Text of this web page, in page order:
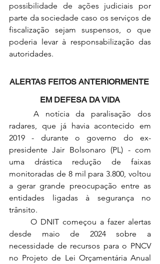
possibilidade de ações judiciais por
parte da sociedade caso os serviços de
fiscalização sejam suspensos, o que
poderia levar à responsabilização das
autoridades.
ALERTAS FEITOS ANTERIORMENTE
EM DEFESA DA VIDA
radares, que já havia acontecido em
2019 - durante o governo do ex-
presidente Jair Bolsonaro (PL) - com
uma drástica redução de faixas
monitoradas de 8 mil para 3.800, voltou
a gerar grande preocupação entre as
entidades ligadas à segurança no
trânsito.
desde maio de 2024 sobre a
necessidade de recursos para o PNCV
no Projeto de Lei Orçamentária Anual